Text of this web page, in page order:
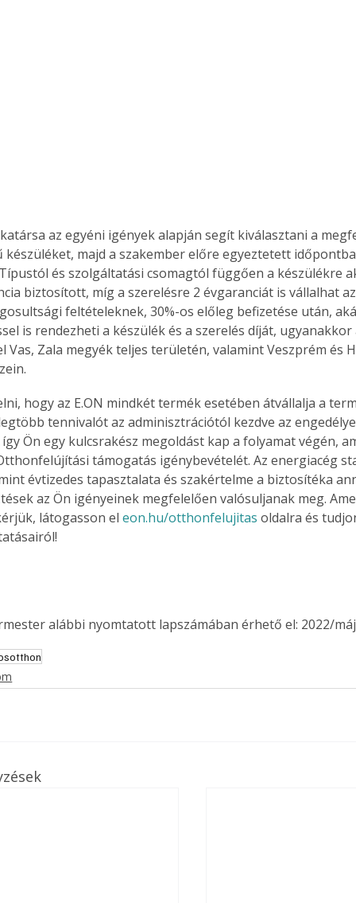
az
Old
új,
vagy
is
Bárhol,
élve
az
Együtt jobban megéri!
Bővebb információ itt!
Együtt jobban megéri! A
könyvek tetszőleges
párosítással kedvezményes
áron, 0 Ft postaköltséggel
az egyéni igények alapján segít kiválasztani a
készüléket, majd a szakember előre egyeztetett
és szolgáltatási csomagtól függően a készülékre
biztosított, míg a szerelésre 2 évgaranciát is vállalhat
feltételeknek, 30%-os előleg befizetése után,
is rendezheti a készülék és a szerelés díját,
Vas, Zala megyék teljes területén, valamint Veszprém és
hogy az E.ON mindkét termék esetében átvállalja a
tennivalót az adminisztrációtól kezdve az
Ön egy kulcsrakész megoldást kap a folyamat végén,
támogatás igénybevételét. Az energiacég
évtizedes tapasztalata és szakértelme a biztosítéka
az Ön igényeinek megfelelően valósuljanak meg.
látogasson el eon.hu/otthonfelujitas oldalra és
alábbi nyomtatott lapszámában érhető el: 2022/